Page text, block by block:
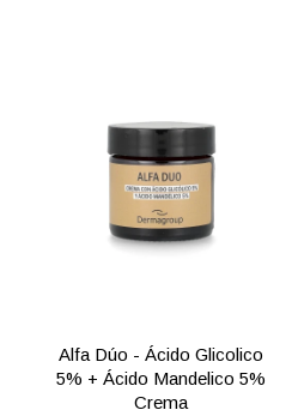
Alfa Dúo - Ácido Glicolico
5% + Ácido Mandelico 5%
Crema